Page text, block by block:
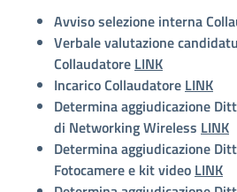
Avviso selezione interna
Verbale valutazione
Collaudatore LINK
Incarico Collaudatore LINK
Determina aggiudicazione
di Networking Wireless LINK
Determina aggiudicazione
Fotocamere e kit video LINK